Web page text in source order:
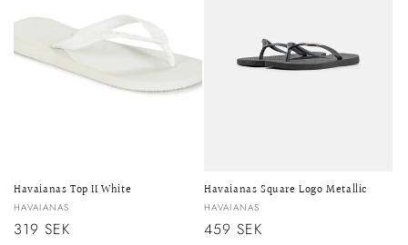
Havaianas Top II White
Säljare:
HAVAIANAS
Ordinarie
319 SEK
Havaianas Square Logo Metallic
Säljare:
HAVAIANAS
Ordinarie
459 SEK